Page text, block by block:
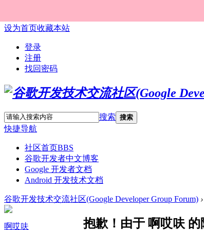
设为首页收藏本站
登录
注册
找回密码
搜索 搜索
快捷导航
社区首页BBS
谷歌开发者中文博客
Google 开发者文档
Android 开发技术文档
谷歌开发技术交流社区(Google Developer Group Forum) ›
啊哎呋 抱歉！由于 啊哎呋